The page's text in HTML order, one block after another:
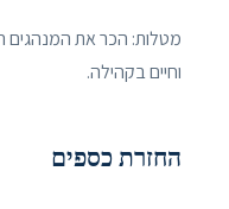
מטלות: הכר את המנהגים
וחיים בקהילה.
החזרת כספים